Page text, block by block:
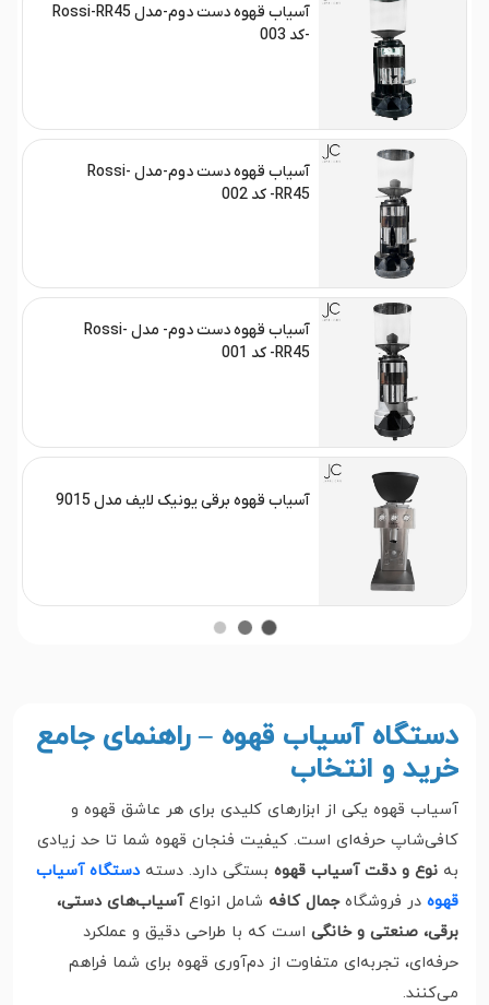
آسیاب قهوه دست دوم-مدل Rossi-RR45
-کد 003
آسیاب قهوه دست دوم-مدل Rossi-
RR45- کد 002
آسیاب قهوه دست دوم- مدل Rossi-
RR45- کد 001
آسیاب قهوه برقی یونیک لایف مدل 9015
دستگاه آسیاب قهوه – راهنمای جامع
خرید و انتخاب
آسیاب قهوه یکی از ابزارهای کلیدی برای هر عاشق قهوه و
کافی‌شاپ حرفه‌ای است. کیفیت فنجان قهوه شما تا حد زیادی
به نوع و دقت آسیاب قهوه بستگی دارد. دستهدستگاه آسیاب
قهوه در فروشگاهجمال کافه شامل انواعآسیاب‌های دستی،
برقی، صنعتی و خانگی است که با طراحی دقیق و عملکرد
حرفه‌ای، تجربه‌ای متفاوت از دم‌آوری قهوه برای شما فراهم
می‌کنند.